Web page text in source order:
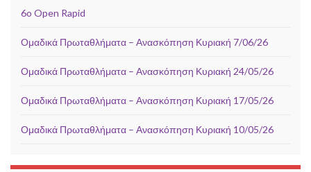
6o Open Rapid
Ομαδικά Πρωταθλήματα – Ανασκόπηση Κυριακή 7/06/26
Ομαδικά Πρωταθλήματα – Ανασκόπηση Κυριακή 24/05/26
Ομαδικά Πρωταθλήματα – Ανασκόπηση Κυριακή 17/05/26
Ομαδικά Πρωταθλήματα – Ανασκόπηση Κυριακή 10/05/26